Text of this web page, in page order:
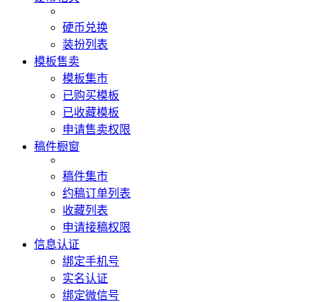
硬币兑换
装扮列表
模板售卖
模板集市
已购买模板
已收藏模板
申请售卖权限
稿件橱窗
稿件集市
约稿订单列表
收藏列表
申请接稿权限
信息认证
绑定手机号
实名认证
绑定微信号